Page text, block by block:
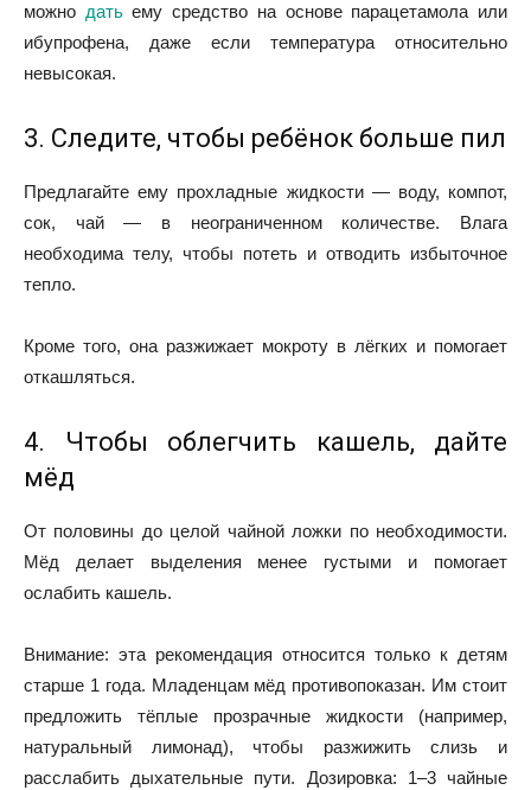
можно датьему средство на основе парацетамола или
ибупрофена, даже если температура относительно
невысокая.
3. Следите, чтобы ребёнок больше пил
Предлагайте ему прохладные жидкости — воду, компот,
сок, чай — в неограниченном количестве. Влага
необходима телу, чтобы потеть и отводить избыточное
тепло.
Кроме того, она разжижает мокроту в лёгких и помогает
откашляться.
4. Чтобы облегчить кашель, дайте
мёд
От половины до целой чайной ложки по необходимости.
Мёд делает выделения менее густыми и помогает
ослабить кашель.
Внимание: эта рекомендация относится только к детям
старше 1 года. Младенцам мёд противопоказан. Им стоит
предложить тёплые прозрачные жидкости (например,
натуральный лимонад), чтобы разжижить слизь и
расслабить дыхательные пути. Дозировка: 1–3 чайные